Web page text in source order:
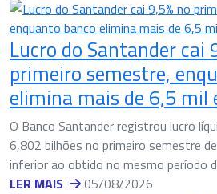
Lucro do Santander cai
primeiro semestre,
elimina mais de 6,5 mil
O Banco Santander registrou lucro
6,802 bilhões no primeiro semestre
inferior ao obtido no mesmo período
LER MAIS
05/08/2026